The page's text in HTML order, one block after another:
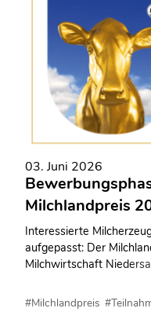
03. Juni 2026
Milchlandpreis
Interessierte
aufgepasst: Der
Milchwirtschaft
#Milchlandpreis